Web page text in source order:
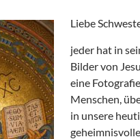
Liebe
jeder hat in
Bilder von
eine
Menschen,
in unsere